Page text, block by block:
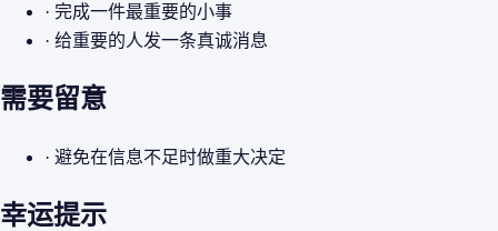
· 完成一件最重要的小事
· 给重要的人发一条真诚消息
需要留意
· 避免在信息不足时做重大决定
幸运提示